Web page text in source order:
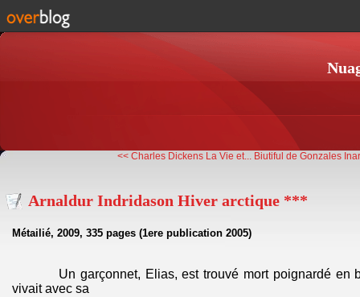
<< Charles Dickens La Vie et... Biutiful de Gonzales
Arnaldur Indridason Hiver arctique ***
Métailié, 2009, 335 pages (1ere publication 2005)
Un garçonnet, Elias, est trouvé mort poignardé en
vivait avec sa